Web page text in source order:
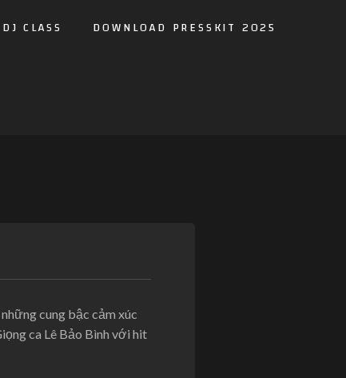
DJ CLASS DOWNLOAD PRESSKIT 2025
cung bậc cảm xúc
ca Lê Bảo Bình với hit